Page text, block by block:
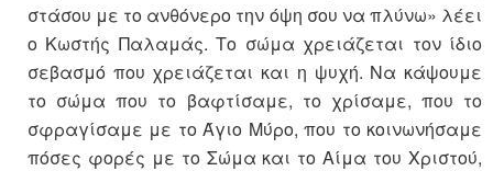
στάσου με το ανθόνερο την όψη σου να πλύνω» λέει
ο Κωστής Παλαμάς. Το σώμα χρειάζεται τον ίδιο
σεβασμό που χρειάζεται και η ψυχή. Να κάψουμε
το σώμα που το βαφτίσαμε, το χρίσαμε, που το
σφραγίσαμε με το Άγιο Μύρο, που το κοινωνήσαμε
πόσες φορές με το Σώμα και το Αίμα του Χριστού,